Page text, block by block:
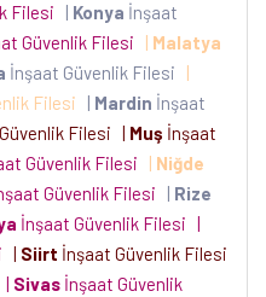
Filesi | Konya İnşaat
Güvenlik Filesi | Malatya
İnşaat Güvenlik Filesi
|
Filesi | Mardin İnşaat
Filesi | Muş İnşaat
Güvenlik Filesi | Niğde
Güvenlik Filesi | Rize
İnşaat Güvenlik Filesi |
| Siirt İnşaat Güvenlik Filesi
| Sivas İnşaat Güvenlik